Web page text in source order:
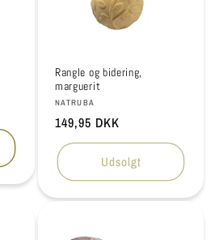
Rangle og bidering,
marguerit
Forhandler:
NATRUBA
Normalpris
149,95 DKK
Udsolgt